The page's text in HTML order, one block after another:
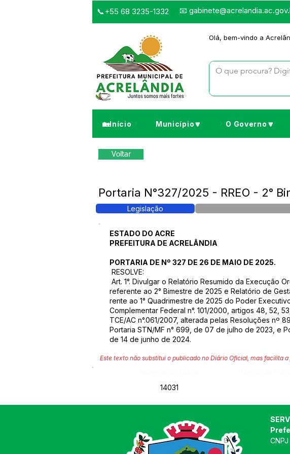
📞+55 68 3235-1332 📧
Olá, bem-vindo a
🏡Início Município🔽 O Governo🔽
Voltar
Portaria N°327/2025 - RREO - 2°
Legislação
ESTADO DO ACRE
PREFEITURA DE ACRELÂNDIA
PORTARIA DE Nº 327 DE 26 DE MAIO DE 2025.
RESOLVE:
Art. 1°. Divulgar o Relatório Resumido da Execução
referente ao 2° Bimestre de 2025 e Relatório de
rente ao 1° Quadrimestre de 2025 do Poder
Complementar Federal n°. 101/2000, artigos 48, 52,
TCE/AC n°.061/2007, alterada pelas Resoluções nº
Portaria STN/MF n° 699, de 07 de julho de 2023, e
de 14 de junho de 2024.
Este texto não substitui o publicado no Diário Oficial, mas facilita
14031
CNPJ